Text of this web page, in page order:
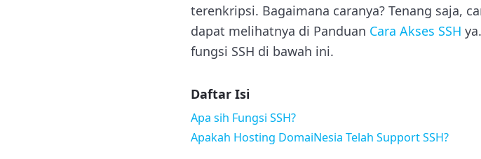
terenkripsi. Bagaimana caranya? Tenang saja,
dapat melihatnya di Panduan Cara Akses SSH
fungsi SSH di bawah ini.
Daftar Isi
Apa sih Fungsi SSH?
Apakah Hosting DomaiNesia Telah Support SSH?